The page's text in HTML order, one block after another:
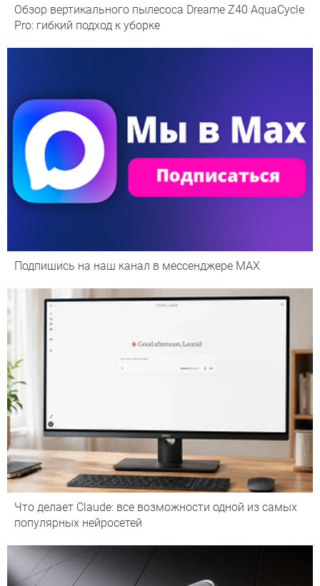
Обзор вертикального пылесоса Dreame Z40 AquaCycle
Pro: гибкий подход к уборке
Подпишись на наш канал в мессенджере МАХ
Что делает Сlaude: все возможности одной из самых
популярных нейросетей